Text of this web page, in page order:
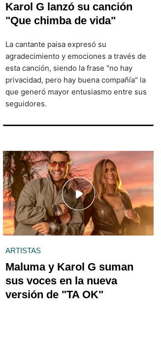
Karol G lanzó su canción
"Que chimba de vida"
La cantante paisa expresó su
agradecimiento y emociones a través de
esta canción, siendo la frase "no hay
privacidad, pero hay buena compañía" la
que generó mayor entusiasmo entre sus
seguidores.
ARTISTAS
Maluma y Karol G suman
sus voces en la nueva
versión de "TA OK"